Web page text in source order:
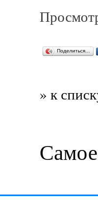
Поделиться…
» к